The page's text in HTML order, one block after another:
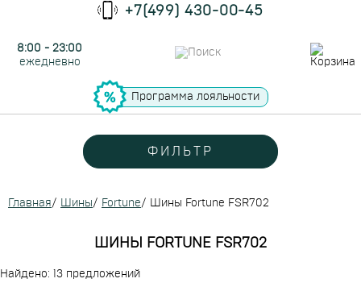
+7(499) 430-00-45
8:00 - 23:00
ежедневно
Программа лояльности
ФИЛЬТР
Главная/ Шины/ Fortune/ Шины Fortune FSR702
ШИНЫ FORTUNE FSR702
Найдено: 13 предложений